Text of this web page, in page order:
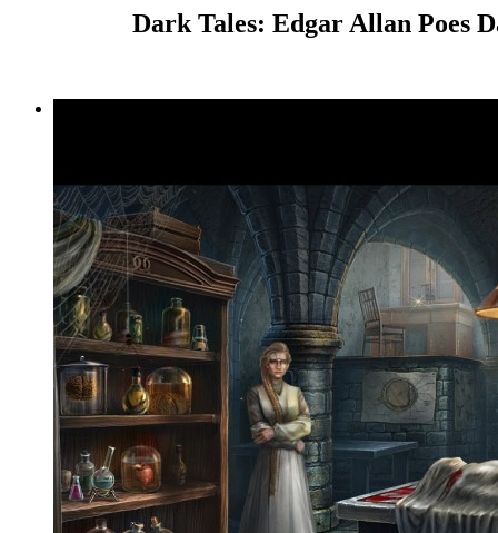
Dark Tales: Edgar Allan Poes